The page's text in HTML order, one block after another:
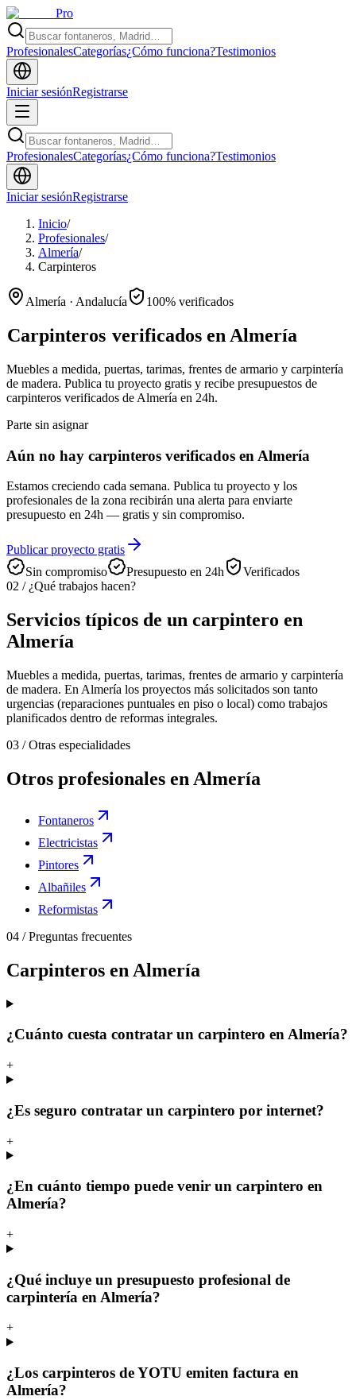
Pro
ProfesionalesCategorías¿Cómo funciona?Testimonios
Iniciar sesiónRegistrarse
ProfesionalesCategorías¿Cómo funciona?Testimonios
Iniciar sesiónRegistrarse
Inicio/
Profesionales/
Almería/
Carpinteros
Almería · Andalucía 100% verificados
Carpinteros verificados en Almería
Muebles a medida, puertas, tarimas, frentes de armario y carpintería
de madera. Publica tu proyecto gratis y recibe presupuestos de
carpinteros verificados de Almería en 24h.
Parte sin asignar
Aún no hay carpinteros verificados en Almería
Estamos creciendo cada semana. Publica tu proyecto y los
profesionales de la zona recibirán una alerta para enviarte
presupuesto en 24h — gratis y sin compromiso.
Publicar proyecto gratis
Sin compromiso
Presupuesto en 24h
Verificados
02 / ¿Qué trabajos hacen?
Servicios típicos de un carpintero en
Almería
Muebles a medida, puertas, tarimas, frentes de armario y carpintería
de madera. En Almería los proyectos más solicitados son tanto
urgencias (reparaciones puntuales en piso o local) como trabajos
planificados dentro de reformas integrales.
03 /Otras especialidades
Otros profesionales en Almería
Fontaneros
Electricistas
Pintores
Albañiles
Reformistas
04 /Preguntas frecuentes
Carpinteros en Almería
¿Cuánto cuesta contratar un carpintero en Almería?
+
¿Es seguro contratar un carpintero por internet?
+
¿En cuánto tiempo puede venir un carpintero en
Almería?
+
¿Qué incluye un presupuesto profesional de
carpintería en Almería?
+
¿Los carpinteros de YOTU emiten factura en
Almería?